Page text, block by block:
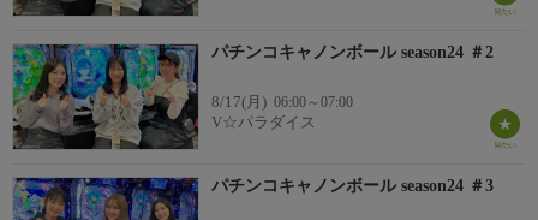
パチンコキャノンボール season24 ＃2
8/17(月) 06:00～07:00
V☆パラダイス
パチンコキャノンボール season24 ＃3